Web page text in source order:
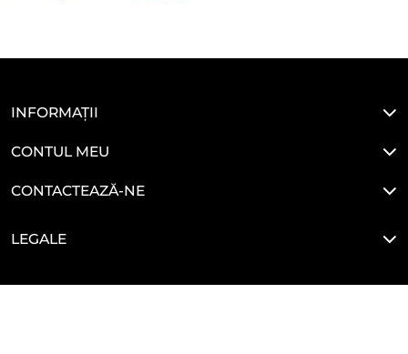
INFORMAȚII
CONTUL MEU
CONTACTEAZĂ-NE
LEGALE